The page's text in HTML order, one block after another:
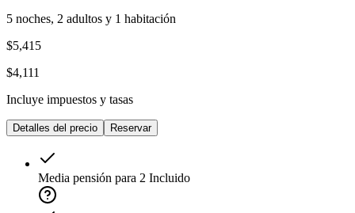
5 noches, 2 adultos y 1 habitación
$5,415
$4,111
Incluye impuestos y tasas
Detalles del precio Reservar
Media pensión para 2 Incluido